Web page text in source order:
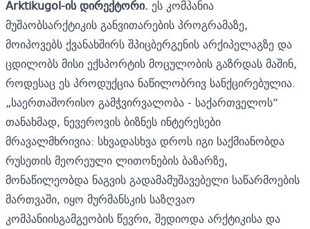
Arktikugol-ისდირექტორი. ეს კომპანია
მუშაობსარქტიკის განვითარების პროგრამაზე,
მოიპოვებს ქვანახშირს შპიცბერგენის არქიპელაგზე და
ცდილობს მისი ექსპორტის მოცულობის გაზრდას მაშინ,
როდესაც ეს პროდუქცია ნაწილობრივ სანქცირებულია.
„საერთაშორისო გამჭვირვალობა - საქართველოს“
თანახმად, ნევეროვის ბიზნეს ინტერესები
მრავალმხრივია: სხვადასხვა დროს იგი საქმიანობდა
რუსეთის მეორეული ლითონების ბაზარზე,
მონაწილეობდა ნაგვის გადამამუშავებელი საწარმოების
მართვაში, იყო მურმანსკის საზღვაო
კომპანიისგამგეობის წევრი, შედიოდა არქტიკისა და